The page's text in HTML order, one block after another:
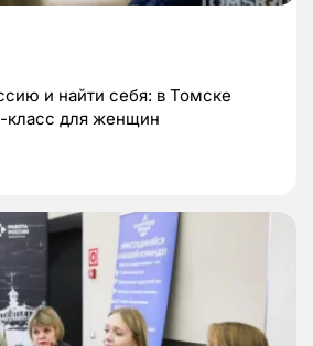
и найти себя: в Томске
класс для женщин